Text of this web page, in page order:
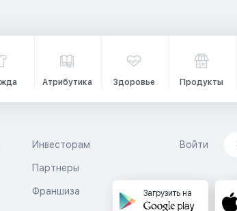
Атрибутика Здоровье Продукты
Инвесторам
Партнеры
Франшиза
Войти
Загрузить на